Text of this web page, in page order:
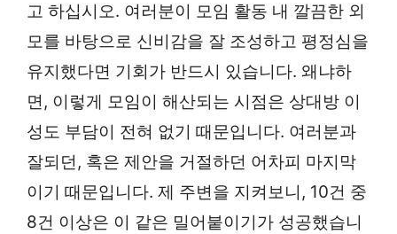
고 하십시오. 여러분이 모임 활동 내 깔끔한 외
모를 바탕으로 신비감을 잘 조성하고 평정심을
유지했다면 기회가 반드시 있습니다. 왜냐하
면, 이렇게 모임이 해산되는 시점은 상대방 이
성도 부담이 전혀 없기 때문입니다. 여러분과
잘되던, 혹은 제안을 거절하던 어차피 마지막
이기 때문입니다. 제 주변을 지켜보니, 10건 중
8건 이상은 이 같은 밀어붙이기가 성공했습니